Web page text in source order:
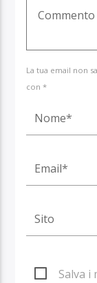
La tua email non
con *
Salva i